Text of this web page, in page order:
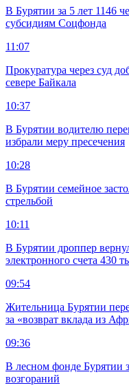
В Бурятии за 5 лет 1146
субсидиям Соцфонда
11:07
Прокуратура через суд
севере Байкала
10:37
В Бурятии водителю
избрали меру пресечения
10:28
В Бурятии семейное
стрельбой
10:11
В Бурятии дроппер
электронного счета 430
09:54
Жительница Бурятии
за «возврат вклада из
09:36
В лесном фонде Бурятии
возгораний